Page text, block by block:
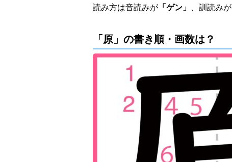
読み方は音読みが 「ゲン」 、訓読みが
「原」の書き順・画数は？